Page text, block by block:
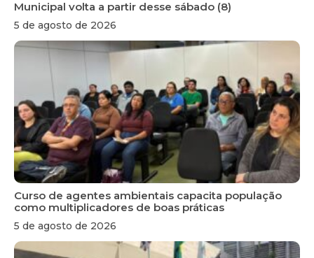
Municipal volta a partir desse sábado (8)
5 de agosto de 2026
Curso de agentes ambientais capacita população
como multiplicadores de boas práticas
5 de agosto de 2026